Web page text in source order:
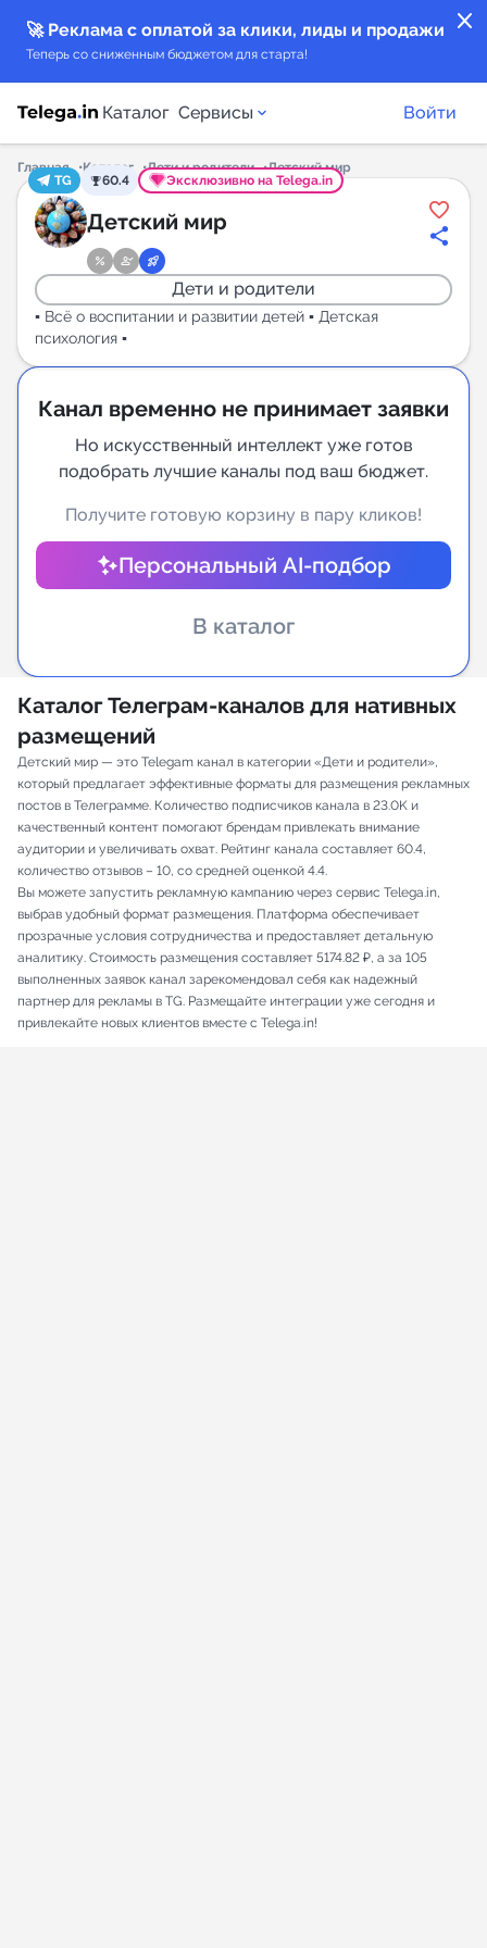
close
🚀 Реклама с оплатой за клики, лиды и продажи
Теперь со сниженным бюджетом для старта!
Каталог Сервисы
Каталог каналов
Каталог ботов
Горящие предложения
Индекс читаемости каналов в Telegram
Аналитика MAX каналов
New
Индивидуальное сопровождение
Аналитика Telegram
Войти
Главная Каталог Дети и родители
Детский мир
TG
60.4 Эксклюзивно на Telega.in
Детский мир
Дети и родители
▪️ Всё о воспитании и развитии детей ▪️ Детская
психология ▪️
Канал временно не принимает заявки
Но искусственный интеллект уже готов
подобрать лучшие каналы под ваш бюджет.
Получите готовую корзину в пару кликов!
Персональный AI-подбор
В каталог
Каталог Телеграм-каналов для нативных
размещений
Детский мир — это Telegam канал в категории «Дети и родители»,
который предлагает эффективные форматы для размещения рекламных
постов в Телеграмме. Количество подписчиков канала в 23.0K и
качественный контент помогают брендам привлекать внимание
аудитории и увеличивать охват. Рейтинг канала составляет 60.4,
количество отзывов – 10, со средней оценкой 4.4.
Вы можете запустить рекламную кампанию через сервис Telega.in,
выбрав удобный формат размещения. Платформа обеспечивает
прозрачные условия сотрудничества и предоставляет детальную
аналитику. Стоимость размещения составляет 5174.82 ₽, а за 105
выполненных заявок канал зарекомендовал себя как надежный
партнер для рекламы в TG. Размещайте интеграции уже сегодня и
привлекайте новых клиентов вместе с Telega.in!